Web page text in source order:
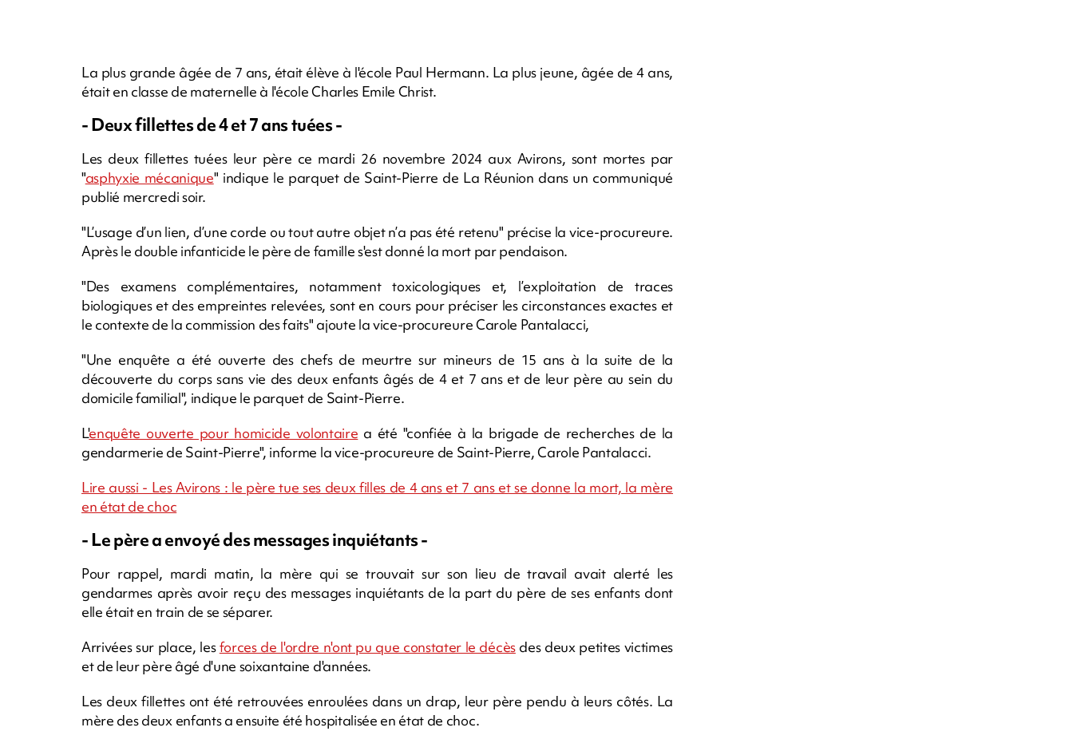
La plus grande âgée de 7 ans, était élève à l'école Paul Hermann. La plus jeune, âgée de 4 ans,
était en classe de maternelle à l'école Charles Emile Christ.
- Deux fillettes de 4 et 7 ans tuées -
Les deux fillettes tuées leur père ce mardi 26 novembre 2024 aux Avirons, sont mortes par
"asphyxie mécanique" indique le parquet de Saint-Pierre de La Réunion dans un communiqué
publié mercredi soir.
"L’usage d’un lien, d’une corde ou tout autre objet n’a pas été retenu" précise la vice-procureure.
Après le double infanticide le père de famille s'est donné la mort par pendaison.
"Des examens complémentaires, notamment toxicologiques et, l’exploitation de traces
biologiques et des empreintes relevées, sont en cours pour préciser les circonstances exactes et
le contexte de la commission des faits" ajoute la vice-procureure Carole Pantalacci,
"Une enquête a été ouverte des chefs de meurtre sur mineurs de 15 ans à la suite de la
découverte du corps sans vie des deux enfants âgés de 4 et 7 ans et de leur père au sein du
domicile familial", indique le parquet de Saint-Pierre.
L'enquête ouverte pour homicide volontaire a été "confiée à la brigade de recherches de la
gendarmerie de Saint-Pierre", informe la vice-procureure de Saint-Pierre, Carole Pantalacci.
Lire aussi - Les Avirons : le père tue ses deux filles de 4 ans et 7 ans et se donne la mort, la mère
en état de choc
- Le père a envoyé des messages inquiétants -
Pour rappel, mardi matin, la mère qui se trouvait sur son lieu de travail avait alerté les
gendarmes après avoir reçu des messages inquiétants de la part du père de ses enfants dont
elle était en train de se séparer.
Arrivées sur place, lesforces de l'ordre n'ont pu que constater le décèsdes deux petites victimes
et de leur père âgé d'une soixantaine d'années.
Les deux fillettes ont été retrouvées enroulées dans un drap, leur père pendu à leurs côtés. La
mère des deux enfants a ensuite été hospitalisée en état de choc.